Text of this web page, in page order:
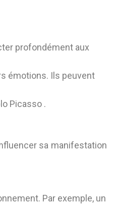
profondément aux
émotions. Ils peuvent
Picasso .
sa manifestation
Par exemple, un